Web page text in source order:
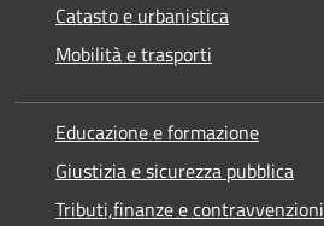
Catasto e urbanistica
Mobilità e trasporti
Educazione e formazione
Giustizia e sicurezza pubblica
Tributi,finanze e contravvenzioni